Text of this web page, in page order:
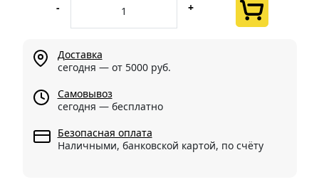
- +
Доставка
сегодня — от 5000 руб.
Самовывоз
сегодня — бесплатно
Безопасная оплата
Наличными, банковской картой, по счёту